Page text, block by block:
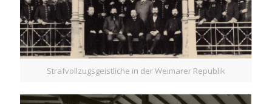
Strafvollzugsgeistliche in der Weimarer Republik